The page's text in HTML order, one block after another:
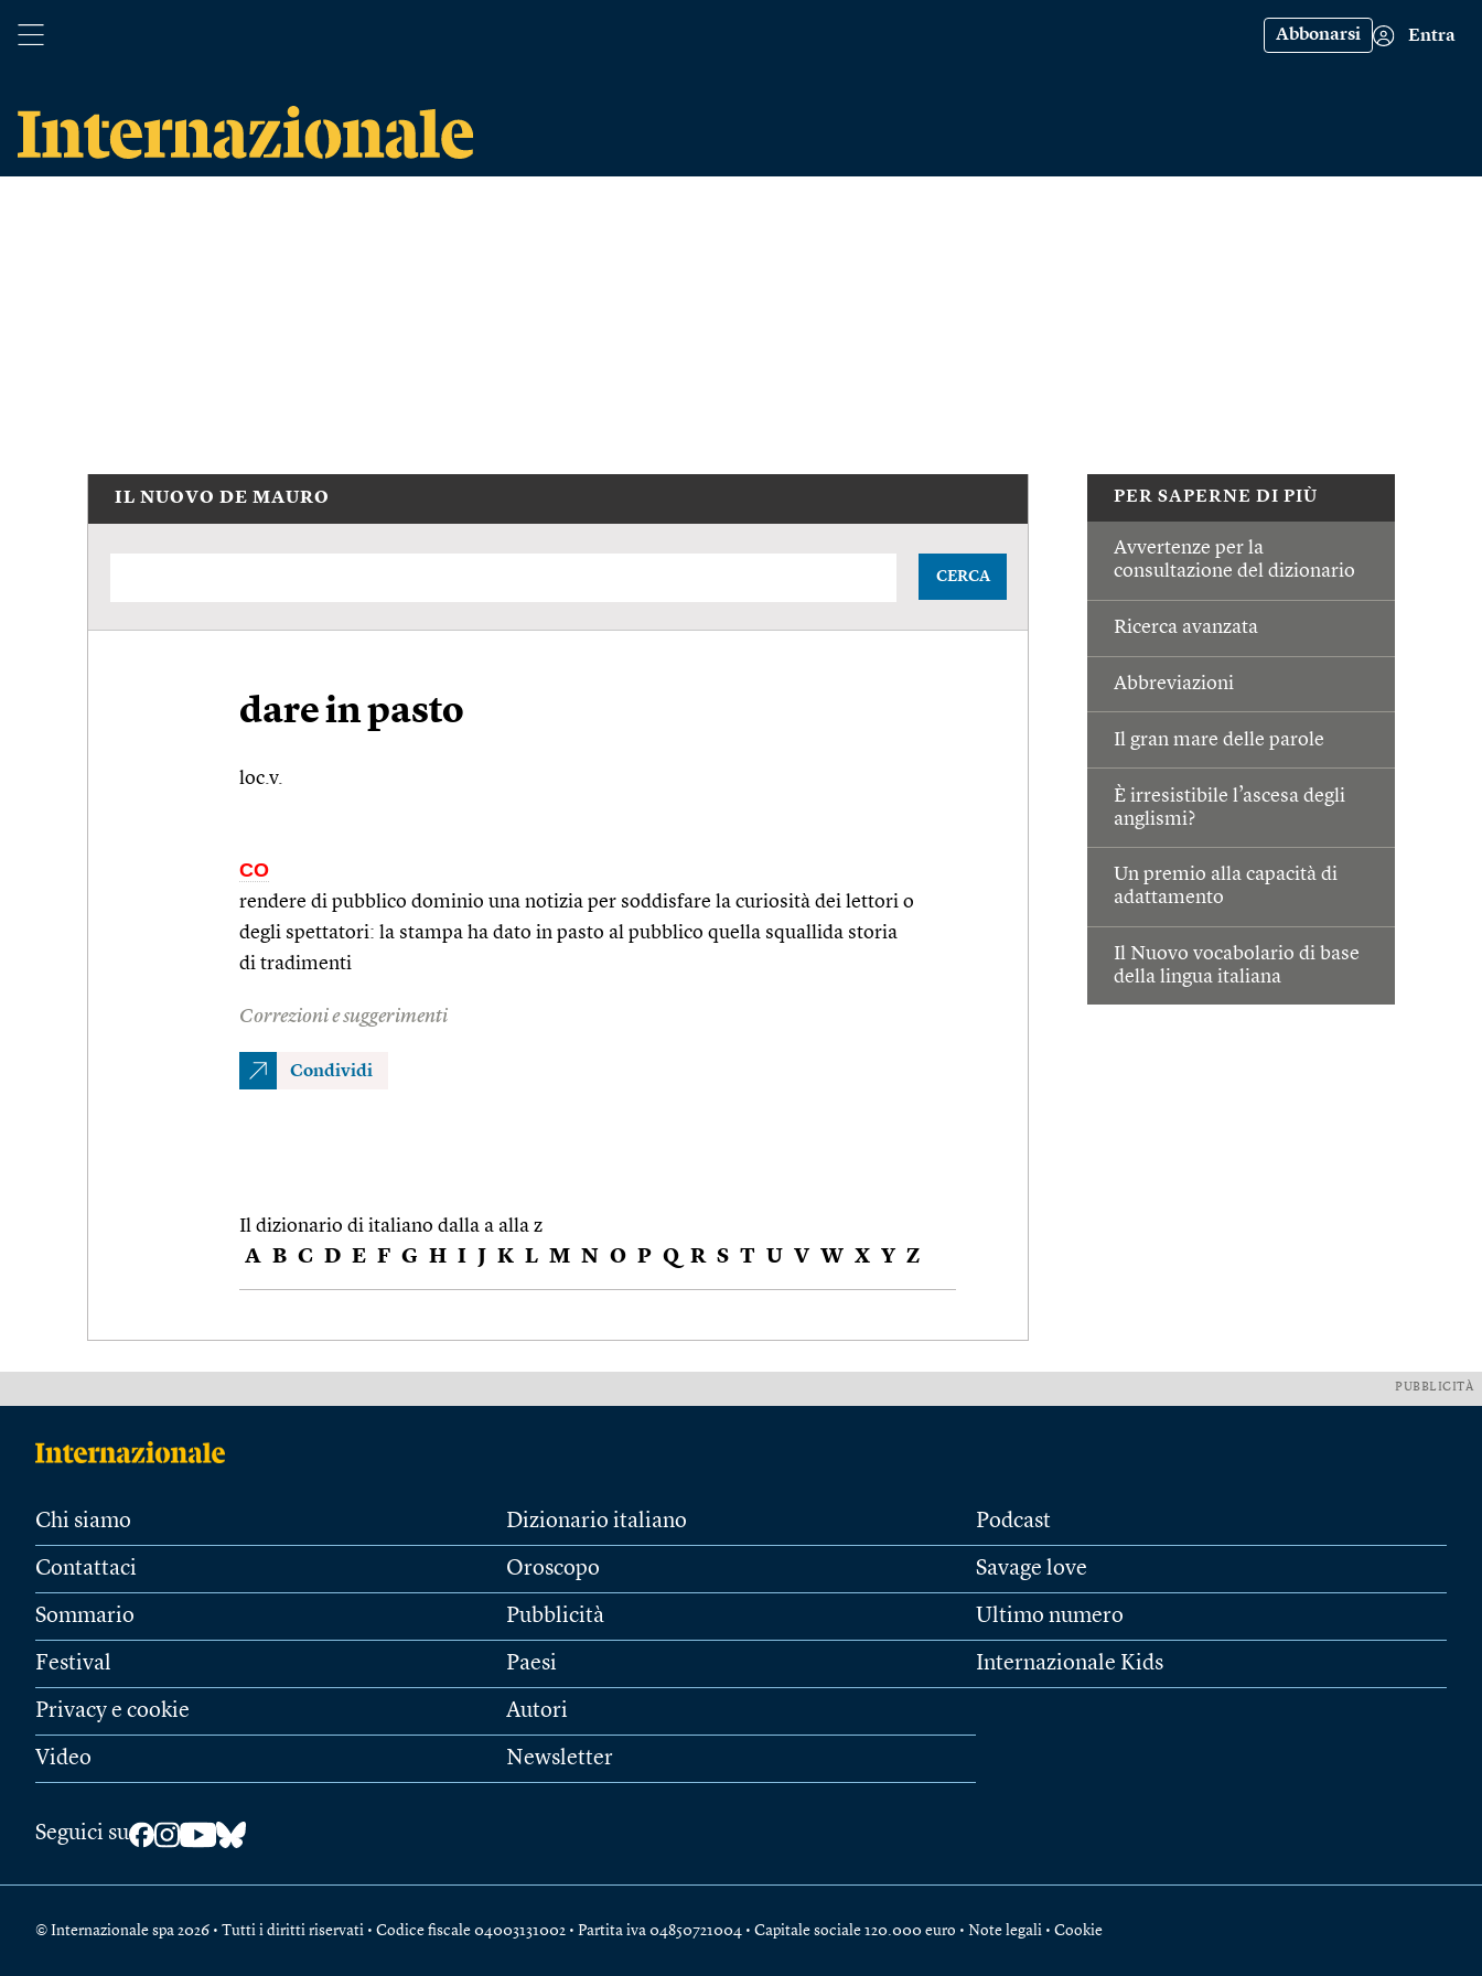
Abbonarsi Entra
PER SAPERNE DI PIÙ
Avvertenze per la
consultazione del dizionario
Ricerca avanzata
Abbreviazioni
Il gran mare delle parole
È irresistibile l’ascesa degli
anglismi?
Un premio alla capacità di
adattamento
Il Nuovo vocabolario di base
della lingua italiana
IL NUOVO DE MAURO
CERCA
dare in pasto
loc.v.
CO
rendere di pubblico dominio una notizia per soddisfare la curiosità dei lettori o
degli spettatori: la stampa ha dato in pasto al pubblico quella squallida storia
di tradimenti
Correzioni e suggerimenti
Condividi
Il dizionario di italiano dalla a alla z
A B C D E F G H I J K L M N O P Q R S T U V W X Y Z
PUBBLICITÀ
Chi siamo
Contattaci
Sommario
Festival
Privacy e cookie
Video
Dizionario italiano
Oroscopo
Pubblicità
Paesi
Autori
Newsletter
Podcast
Savage love
Ultimo numero
Internazionale Kids
Seguici su
© Internazionale spa 2026 • Tutti i diritti riservati • Codice fiscale 04003131002 • Partita iva 04850721004 • Capitale sociale 120.000 euro • Note legali • Cookie